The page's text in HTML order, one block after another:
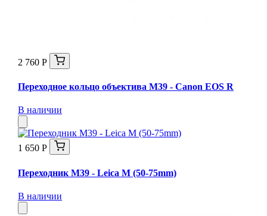
2 760 Р
Переходное кольцо объектива M39 - Canon EOS R
В наличии
1 650 Р
Переходник M39 - Leica M (50-75mm)
В наличии